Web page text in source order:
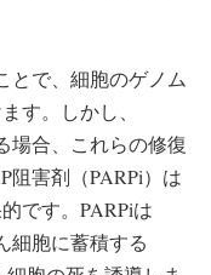
とで、細胞のゲノム
す。しかし、
場合、これらの修復
阻害剤（PARPi）は
です。PARPiは
細胞に蓄積する